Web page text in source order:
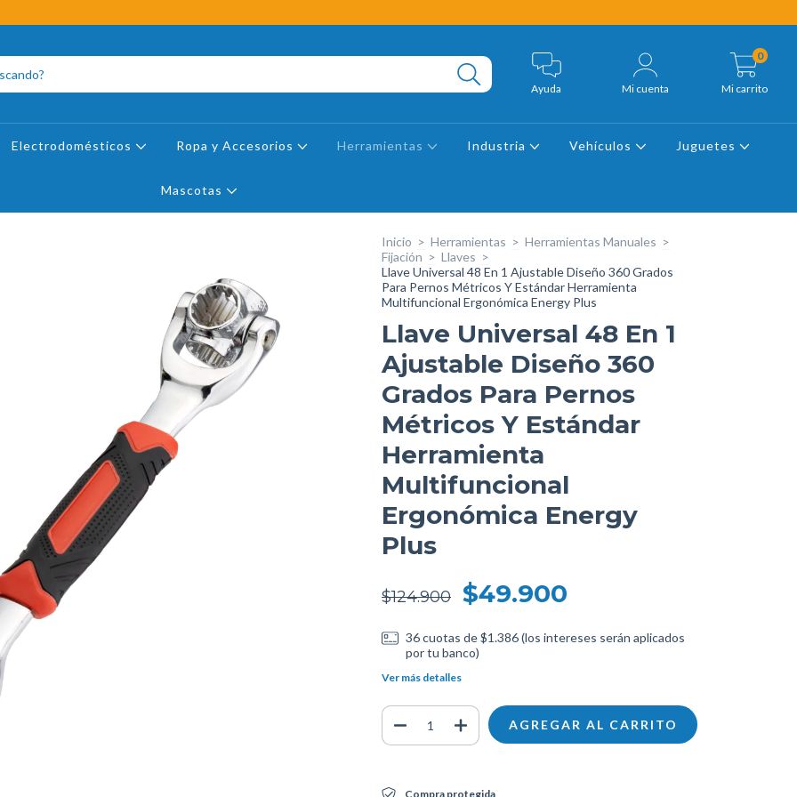
Ayuda Mi cuenta Mi carrito
0
Electrodomésticos Ropa y Accesorios Herramientas Industria Vehículos Juguetes
Mascotas
Inicio > Herramientas > Herramientas Manuales >
Fijación > Llaves >
Llave Universal 48 En 1 Ajustable Diseño 360 Grados
Para Pernos Métricos Y Estándar Herramienta
Multifuncional Ergonómica Energy Plus
Llave Universal 48 En 1
Ajustable Diseño 360
Grados Para Pernos
Métricos Y Estándar
Herramienta
Multifuncional
Ergonómica Energy
Plus
$124.900 $49.900
36cuotas de$1.386 (los intereses serán aplicados
por tu banco)
Ver más detalles
Compra protegida